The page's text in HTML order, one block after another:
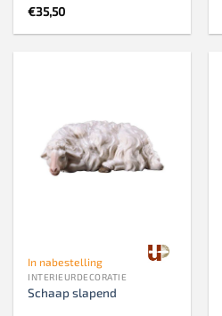
€35,50
In nabestelling
INTERIEURDECORATIE
Schaap slapend